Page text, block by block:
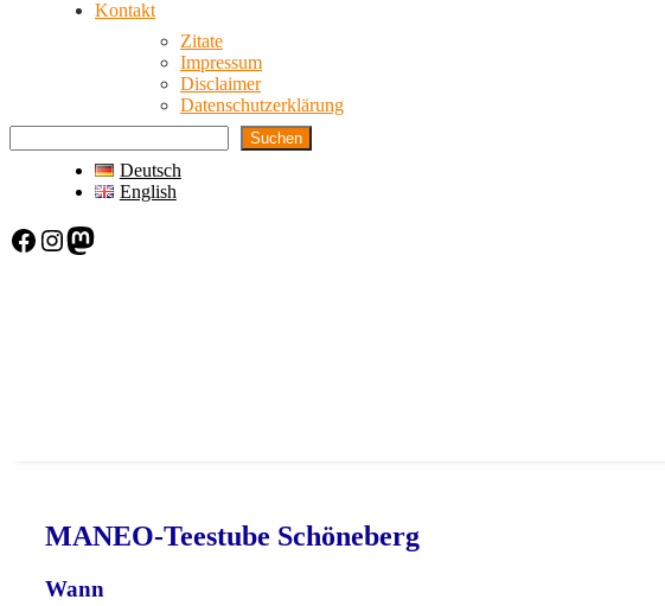
Kontakt
Zitate
Impressum
Disclaimer
Datenschutzerklärung
Suchen
Deutsch
English
Facebook Instagram Mastodon
MANEO-Teestube Schöneberg
Wann